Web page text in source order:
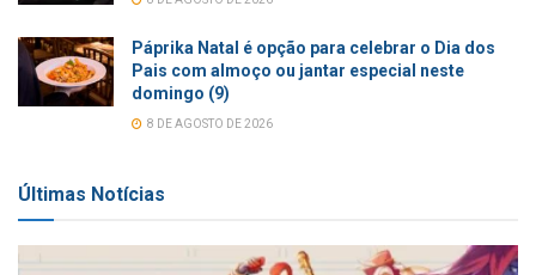
Páprika Natal é opção para celebrar o Dia dos
Pais com almoço ou jantar especial neste
domingo (9)
8 DE AGOSTO DE 2026
Últimas Notícias